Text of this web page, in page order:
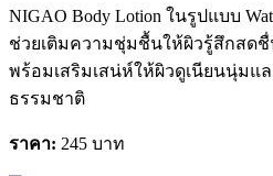
NIGAO Body Lotion ในรูปแบบ
ช่วยเติมความชุ่มชื้นให้ผิวรู้สึกสดชื่
พร้อมเสริมเสน่ห์ให้ผิวดูเนียนนุ่มแ
ธรรมชาติ
ราคา: 245 บาท